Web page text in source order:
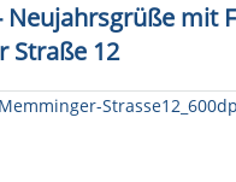
Neujahrsgrüße mit
Straße 12